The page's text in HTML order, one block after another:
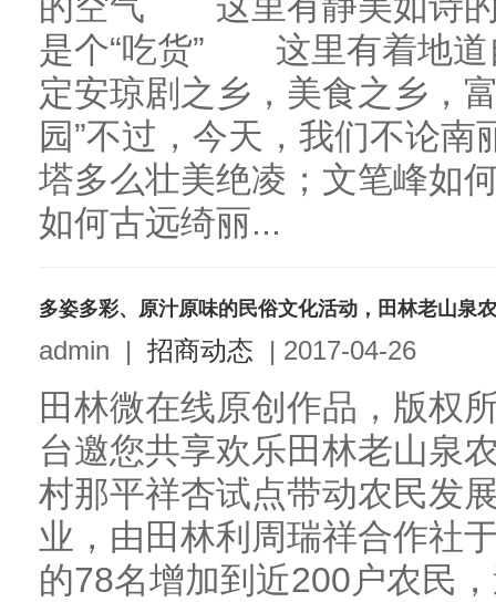
是个“吃货” 这里有着地
定安琼剧之乡，美食之乡，
园”不过，今天，我们不论
塔多么壮美绝凌；文笔峰如
如何古远绮丽...
多姿多彩、原汁原味的民俗文化活动，田林老山泉
admin | 招商动态 | 2017-04-26
田林微在线原创作品，版权
台邀您共享欢乐田林老山泉
村那平祥杏试点带动农民发
业，由田林利周瑞祥合作社
的78名增加到近200户农民